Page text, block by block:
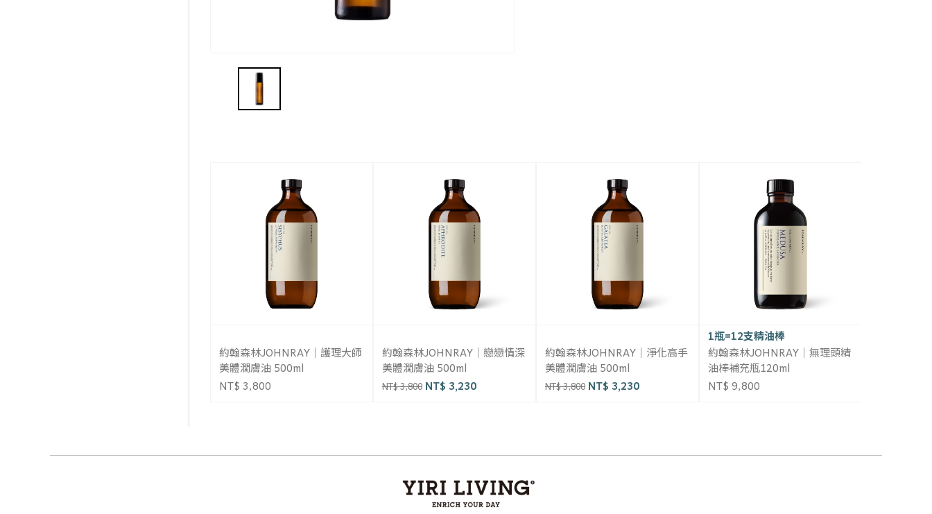
約翰森林JOHNRAY｜護理大師
美體潤膚油 500ml
NT$ 3,800
約翰森林JOHNRAY｜戀戀情深
美體潤膚油 500ml
NT$ 3,800 NT$ 3,230
約翰森林JOHNRAY｜淨化高手
美體潤膚油 500ml
NT$ 3,800 NT$ 3,230
1瓶=12支精油棒
約翰森林JOHNRAY｜無理頭精
油棒補充瓶120ml
NT$ 9,800